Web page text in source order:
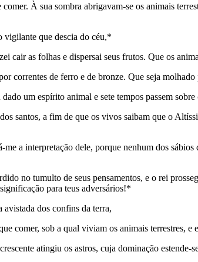
À sua sombra abrigavam-se os animais
vigilante que descia do céu,*
cair as fo­lhas e dispersai seus frutos. Que os
correntes de ferro e de bronze. Que seja
um espírito animal e sete tempos passem
santos, a fim de que os vivos saibam que o
a interpretação dele, porque nenhum dos
no tumulto de seus pensamentos, e o rei
para teus adversários!*
avistada dos confins da terra,
comer, sob a qual viviam os animais terrestres, e
atingiu os astros, cuja dominação estende-